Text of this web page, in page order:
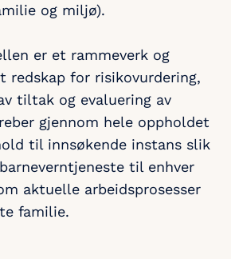
og miljø).
er et rammeverk og
redskap for risikovurdering,
tiltak og evaluering av
gjennom hele oppholdet
til innsøkende instans slik
til enhver
aktuelle arbeidsprosesser
familie.